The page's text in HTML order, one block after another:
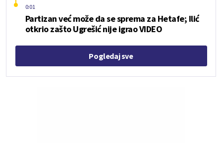
Partizan već može da se sprema za Hetafe; Ilić
otkrio zašto Ugrešić nije igrao VIDEO
0:01
Pogledaj sve